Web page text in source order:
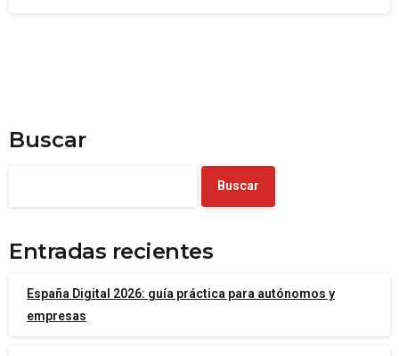
Buscar
Buscar
Entradas recientes
España Digital 2026: guía práctica para autónomos y
empresas